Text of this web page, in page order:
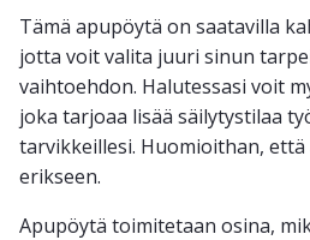
Tämä apupöytä on saatavilla
jotta voit valita juuri sinun
vaihtoehdon. Halutessasi voit
joka tarjoaa lisää säilytystilaa
tarvikkeillesi. Huomioithan,
erikseen.
Apupöytä toimitetaan osina,